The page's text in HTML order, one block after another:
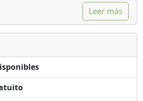
Leer más